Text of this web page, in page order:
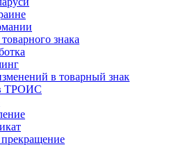
знака
в товарный знак
ТРОИС